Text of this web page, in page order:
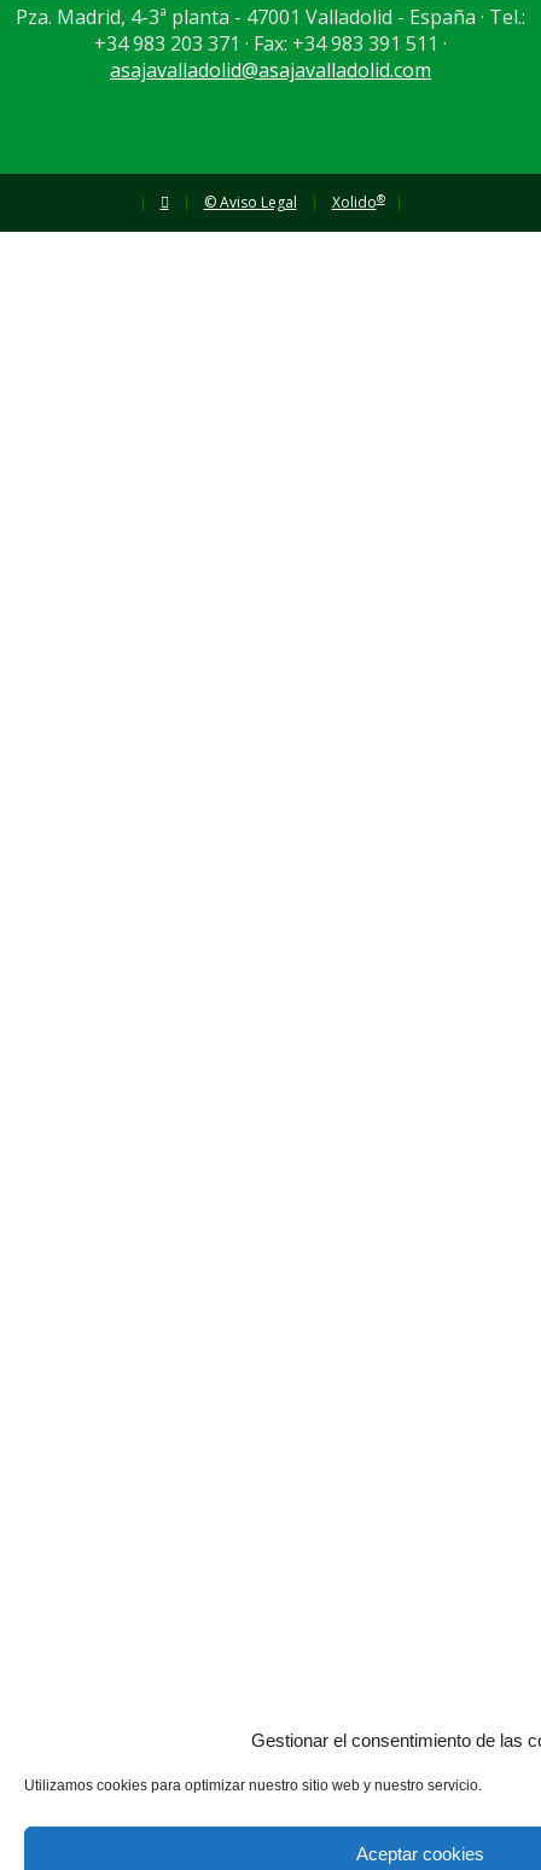
Gestionar el consentimiento de las
Utilizamos cookies para optimizar nuestro sitio web y nuestro servicio.
Aceptar cookies
Pza. Madrid, 4-3ª planta - 47001 Valladolid - España · Tel.:
+34 983 203 371 · Fax: +34 983 391 511 ·
asajavalladolid@asajavalladolid.com
| | © Aviso Legal | Xolido® |